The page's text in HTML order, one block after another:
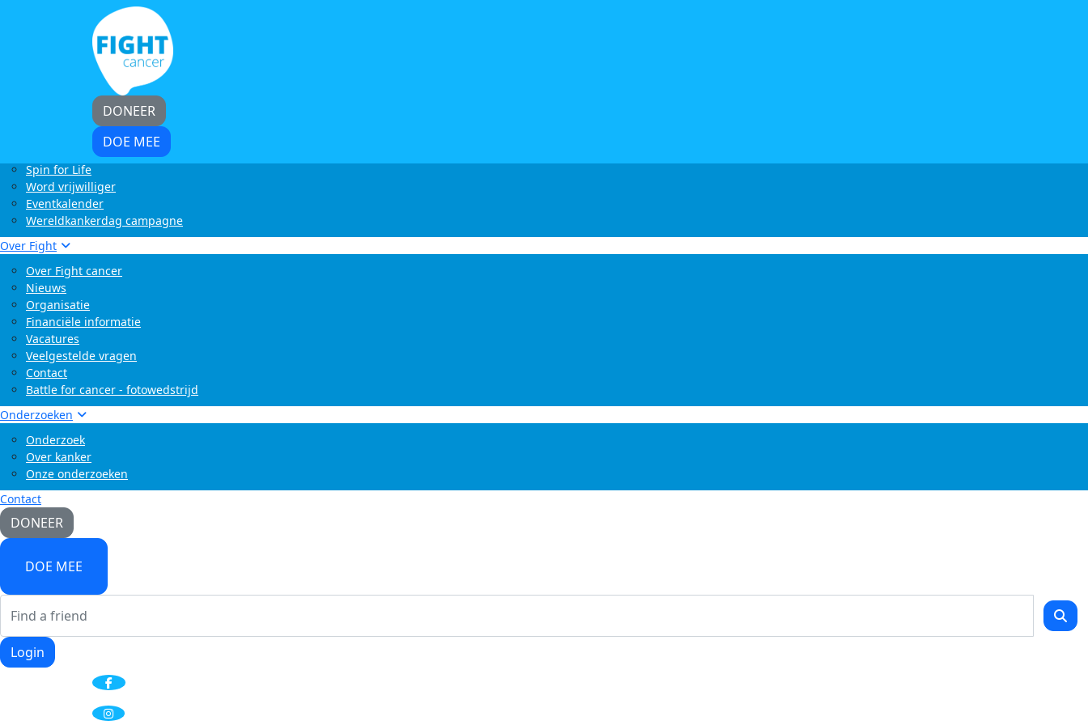
Start zelf een actie
Light at Night Walk
Rollercoaster Run
Swim to Fight Cancer
Buffelrun X Fight cancer
Tocht om de Noord
Spin for Life
Word vrijwilliger
Eventkalender
Wereldkankerdag campagne
Over Fight
Over Fight cancer
Nieuws
Organisatie
Financiële informatie
Vacatures
Veelgestelde vragen
Contact
Battle for cancer - fotowedstrijd
Onderzoeken
Onderzoek
Over kanker
Onze onderzoeken
Contact
DONEER
DOE MEE
Login
DONEER
DOE MEE